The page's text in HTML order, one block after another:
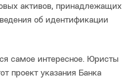
активов, принадлежащих
об идентификации
самое интересное. Юристы
проект указания Банка